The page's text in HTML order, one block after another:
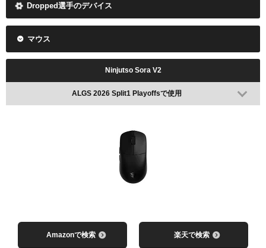
SweetDreams Lou
iZeroPlus
Dropped選手のデバイス
マウス
Ninjutso Sora V2
ALGS 2026 Split1 Playoffsで使用
Amazonで検索 楽天で検索